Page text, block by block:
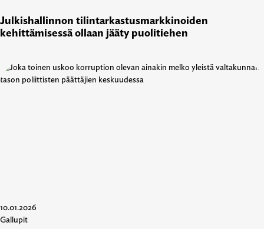
Julkishallinnon tilintarkastusmarkkinoiden
kehittämisessä ollaan jääty puolitiehen
10.01.2026
Gallupit